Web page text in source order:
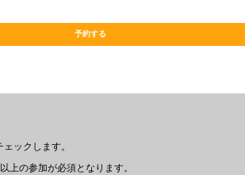
予約する
ックします。
上の参加が必須となります。